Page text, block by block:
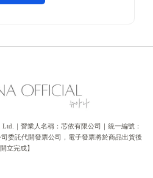
｜營業人名稱：芯依有限公司｜統一編號：
委託代開發票公司，電子發票將於商品出貨後
開立完成】